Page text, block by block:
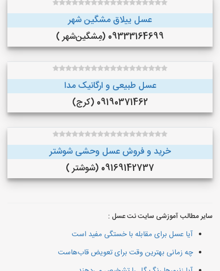
عسل ییلاق مشگین شهر
09333164699 (مِشگین‌شهر )
عسل طبیعی و ارگانیک مدا
09190371462 (کرج)
خرید و فروش عسل وحشی شوشتر
09169142737 (شوشتر )
سایر مطالب آموزشی سایت نت عسل :
آیا عسل برای مقابله با خستگی مفید است
چه زمانی بهترین وقت برای تعویض قاب‌هاست